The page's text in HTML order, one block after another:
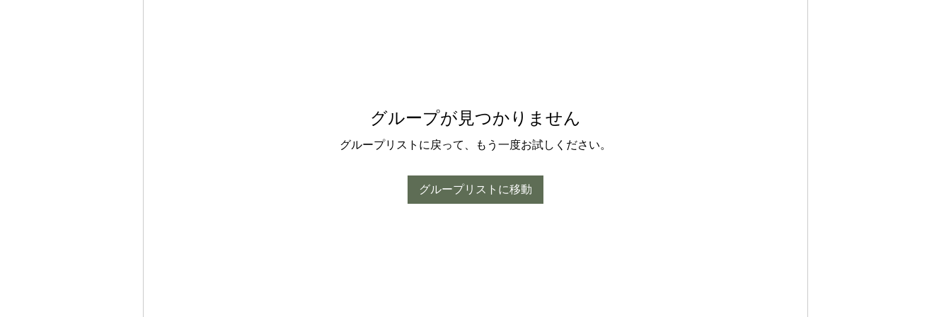
グループが見つかりません
グループリストに戻って、もう一度お試しください。
グループリストに移動